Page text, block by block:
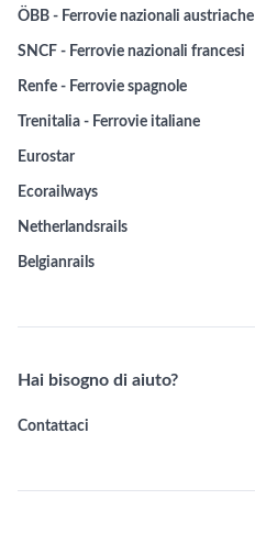
ÖBB - Ferrovie nazionali austriache
SNCF - Ferrovie nazionali francesi
Renfe - Ferrovie spagnole
Trenitalia - Ferrovie italiane
Eurostar
Ecorailways
Netherlandsrails
Belgianrails
Hai bisogno di aiuto?
Contattaci